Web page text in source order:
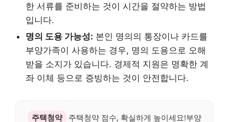
한 서류를 준비하는 것이 시간을 절약하는 방법
입니다.
명의 도용 가능성: 본인 명의의 통장이나 카드를
부양가족이 사용하는 경우, 명의 도용으로 오해
받을 소지가 있습니다. 경제적 지원은 명확한 계
좌 이체 등으로 증빙하는 것이 안전합니다.
주택청약
주택청약 점수, 확실하게 높이세요!부양